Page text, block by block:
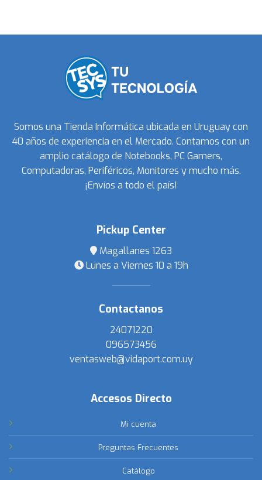
Somos una Tienda Informática ubicada en Uruguay con
40 años de experiencia en el Mercado. Contamos con un
amplio catálogo de Notebooks, PC Gamers,
Computadoras, Periféricos, Monitores y mucho más.
¡Envíos a todo el país!
Pickup Center
Magallanes 1263
Lunes a Viernes 10 a 19h
Contactanos
24071220
096573456
ventasweb@vidaport.com.uy
Accesos Directo
Mi cuenta
Preguntas Frecuentes
Catálogo